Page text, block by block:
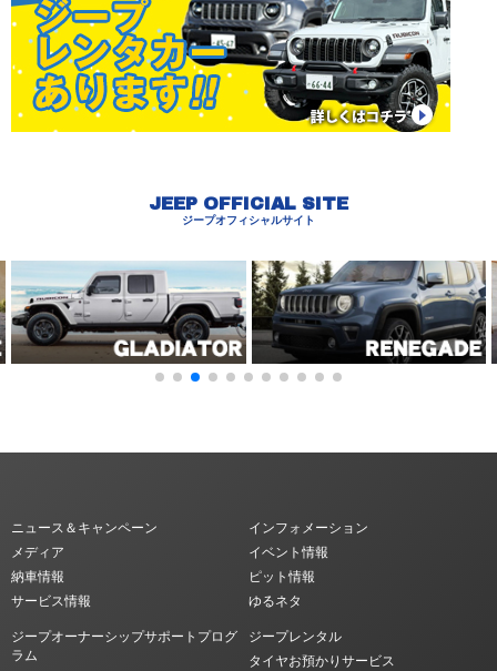
JEEP OFFICIAL SITE
ジープオフィシャルサイト
ニュース＆キャンペーン
インフォメーション
メディア
イベント情報
納車情報
ピット情報
サービス情報
ゆるネタ
ジープオーナーシップサポートプログ
ラム
ジープレンタル
タイヤお預かりサービス